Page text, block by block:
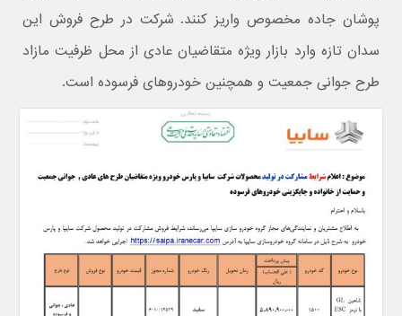
پوشان جاده مخصوص واریز کنند. شرکت در طرح فروش این
سدان تازه وارد بازار ویژه متقاضیان عادی از محل ظرفیت مازاد
طرح جوانی جمعیت و همچنین خودروهای فرسوده است.